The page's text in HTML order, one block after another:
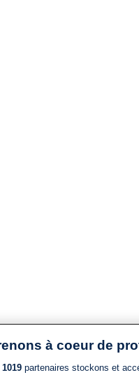
à coeur de
1019partenaires stockons et